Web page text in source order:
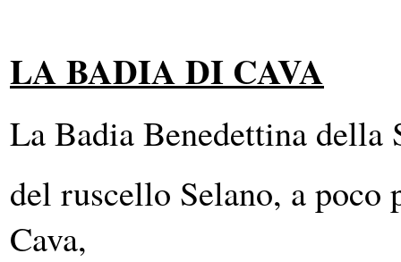
LA BADIA DI CAVA
La Badia Benedettina
del ruscello Selano, a poco
Cava,